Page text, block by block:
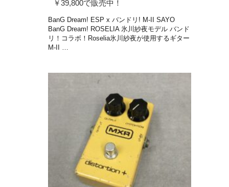
￥39,800で販売中！
BanG Dream! ESP x バンドリ! M-II SAYO
BanG Dream! ROSELIA 氷川紗夜モデル バンド
リ！コラボ！Roselia氷川紗夜が使用するギター
M-II …